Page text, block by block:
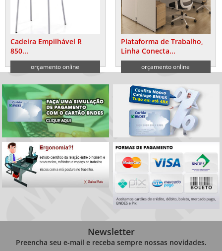
Cadeira Empilhável R
850...
orçamento online
Plataforma de Trabalho,
Linha Conecta...
orçamento online
Newsletter
Preencha seu e-mail e receba sempre nossas novidades.